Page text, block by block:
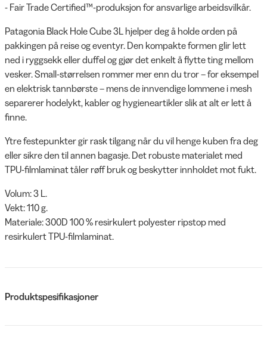
- Fair Trade Certified™-produksjon for ansvarlige arbeidsvilkår.
Patagonia Black Hole Cube 3L hjelper deg å holde orden på
pakkingen på reise og eventyr. Den kompakte formen glir lett
ned i ryggsekk eller duffel og gjør det enkelt å flytte ting mellom
vesker. Small-størrelsen rommer mer enn du tror – for eksempel
en elektrisk tannbørste – mens de innvendige lommene i mesh
separerer hodelykt, kabler og hygieneartikler slik at alt er lett å
finne.
Ytre festepunkter gir rask tilgang når du vil henge kuben fra deg
eller sikre den til annen bagasje. Det robuste materialet med
TPU-filmlaminat tåler røff bruk og beskytter innholdet mot fukt.
Volum: 3 L.
Vekt: 110 g.
Materiale: 300D 100 % resirkulert polyester ripstop med
resirkulert TPU-filmlaminat.
Produktspesifikasjoner